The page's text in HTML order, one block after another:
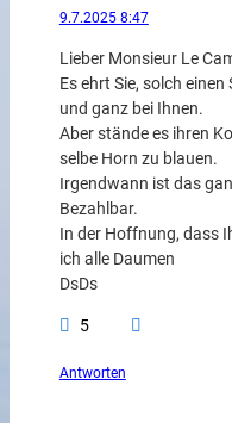
9.7.2025 8:47
Lieber Monsieur Le
Es ehrt Sie, solch
und ganz bei Ihnen.
Aber stände es ihren
selbe Horn zu blauen.
Irgendwann ist das
Bezahlbar.
In der Hoffnung, dass
ich alle Daumen
DsDs
5
Antworten